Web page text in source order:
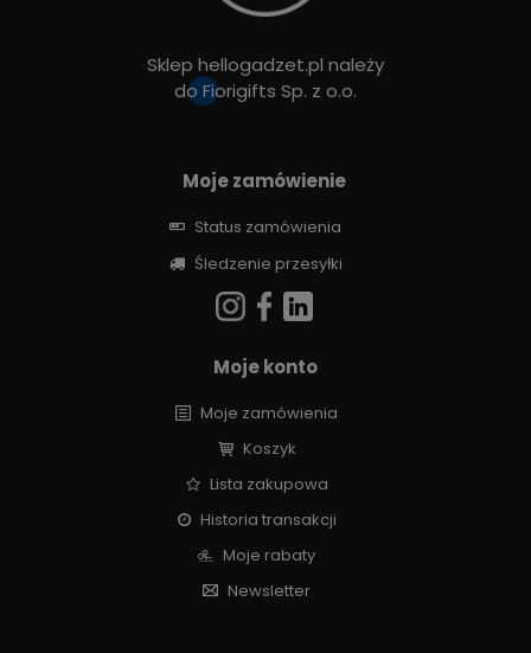
Sklep hellogadzet.pl należy
do Fiorigifts Sp. z o.o.
Moje zamówienie
Status zamówienia
Śledzenie przesyłki
Moje konto
Moje zamówienia
Koszyk
Lista zakupowa
Historia transakcji
Moje rabaty
Newsletter